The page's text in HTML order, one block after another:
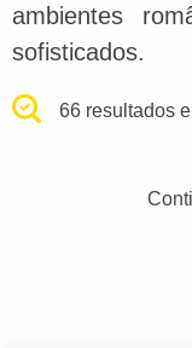
ambientes
sofisticados.
66 resultados